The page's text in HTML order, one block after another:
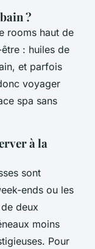
?
rooms haut de
: huiles de
et parfois
voyager
spa sans
à la
sont
ends ou les
deux
moins
Pour